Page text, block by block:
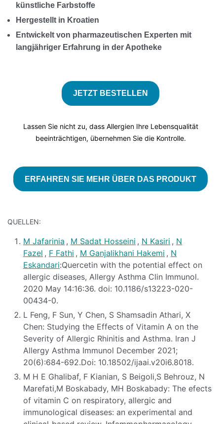
künstliche Farbstoffe
Hergestellt in Kroatien
Entwickelt von pharmazeutischen Experten mit
langjähriger Erfahrung in der Apotheke
JETZT BESTELLEN
Lassen Sie nicht zu, dass Allergien Ihre Lebensqualität
beeinträchtigen, übernehmen Sie die Kontrolle.
ERFAHREN SIE MEHR ÜBER DAS PRODUKT
QUELLEN:
M Jafarinia , M Sadat Hosseini , N Kasiri , N
Fazel , F Fathi , M Ganjalikhani Hakemi , N
Eskandari:Quercetin with the potential effect on
allergic diseases, Allergy Asthma Clin Immunol.
2020 May 14:16:36. doi: 10.1186/s13223-020-
00434-0.
L Feng, F Sun, Y Chen, S Shamsadin Athari, X
Chen: Studying the Effects of Vitamin A on the
Severity of Allergic Rhinitis and Asthma. Iran J
Allergy Asthma Immunol December 2021;
20(6):684-692.Doi: 10.18502/ijaai.v20i6.8018.
M H E Ghalibaf, F Kianian, S Beigoli,S Behrouz, N
Marefati,M Boskabady, MH Boskabady: The efects
of vitamin C on respiratory, allergic and
immunological diseases: an experimental and